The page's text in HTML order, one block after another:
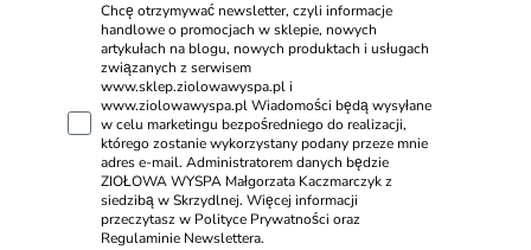
Chcę otrzymywać newsletter, czyli informacje
handlowe o promocjach w sklepie, nowych
artykułach na blogu, nowych produktach i usługach
związanych z serwisem
www.sklep.ziolowawyspa.pl i
www.ziolowawyspa.pl Wiadomości będą wysyłane
w celu marketingu bezpośredniego do realizacji,
którego zostanie wykorzystany podany przeze mnie
adres e-mail. Administratorem danych będzie
ZIOŁOWA WYSPA Małgorzata Kaczmarczyk z
siedzibą w Skrzydlnej. Więcej informacji
przeczytasz w Polityce Prywatności oraz
Regulaminie Newslettera.